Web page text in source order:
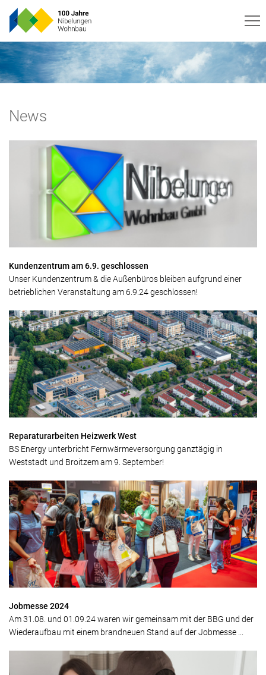
News
Kundenzentrum am 6.9. geschlossen
Unser Kundenzentrum & die Außenbüros bleiben aufgrund einer
betrieblichen Veranstaltung am 6.9.24 geschlossen!
Reparaturarbeiten Heizwerk West
BS Energy unterbricht Fernwärmeversorgung ganztägig in
Weststadt und Broitzem am 9. September!
Jobmesse 2024
Am 31.08. und 01.09.24 waren wir gemeinsam mit der BBG und der
Wiederaufbau mit einem brandneuen Stand auf der Jobmesse ...